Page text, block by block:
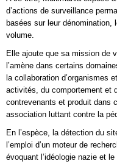
d’actions de surveillance
basées sur leur dénomination,
volume.
Elle ajoute que sa mission de
l’amène dans certains
la collaboration d’organismes
activités, du comportement et
contrevenants et produit dans
association luttant contre la
En l’espèce, la détection du
l’emploi d’un moteur de
évoquant l’idéologie nazie et